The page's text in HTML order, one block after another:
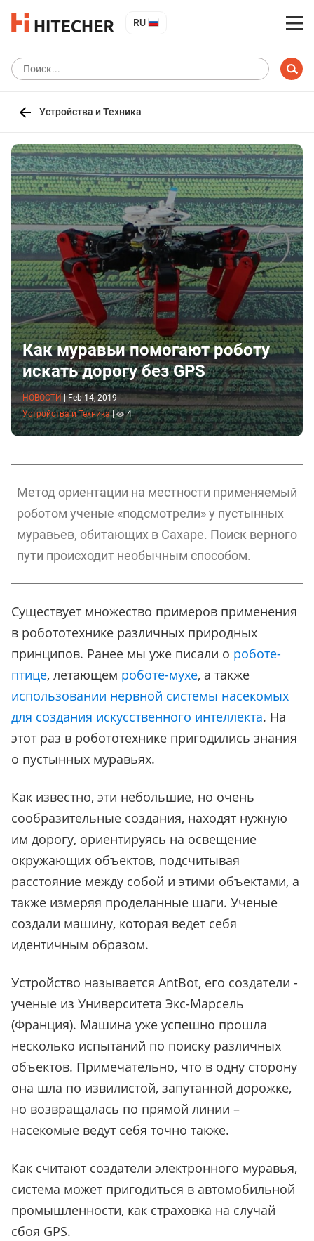
RU
Устройства и Техника
Как муравьи помогают роботу
искать дорогу без GPS
НОВОСТИ | Feb 14, 2019
Устройства и Техника | 4
Метод ориентации на местности применяемый
роботом ученые «подсмотрели» у пустынных
муравьев, обитающих в Сахаре. Поиск верного
пути происходит необычным способом.
Существует множество примеров применения
в робототехнике различных природных
принципов. Ранее мы уже писали о роботе-
птице, летающем роботе-мухе, а также
использовании нервной системы насекомых
для создания искусственного интеллекта. На
этот раз в робототехнике пригодились знания
о пустынных муравьях.
Как известно, эти небольшие, но очень
сообразительные создания, находят нужную
им дорогу, ориентируясь на освещение
окружающих объектов, подсчитывая
расстояние между собой и этими объектами, а
также измеряя проделанные шаги. Ученые
создали машину, которая ведет себя
идентичным образом.
Устройство называется AntBot, его создатели -
ученые из Университета Экс-Марсель
(Франция). Машина уже успешно прошла
несколько испытаний по поиску различных
объектов. Примечательно, что в одну сторону
она шла по извилистой, запутанной дорожке,
но возвращалась по прямой линии –
насекомые ведут себя точно также.
Как считают создатели электронного муравья,
система может пригодиться в автомобильной
промышленности, как страховка на случай
сбоя GPS.